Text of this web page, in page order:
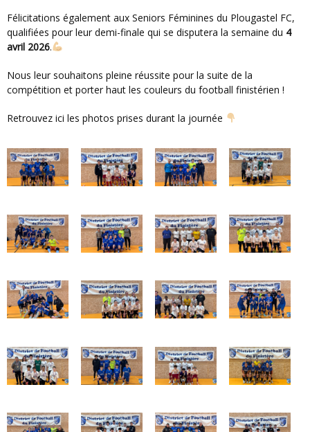
Félicitations également aux Seniors Féminines du Plougastel FC,
qualifiées pour leur demi-finale qui se disputera la semaine du 4
avril 2026.
Nous leur souhaitons pleine réussite pour la suite de la
compétition et porter haut les couleurs du football finistérien !
Retrouvez ici les photos prises durant la journée